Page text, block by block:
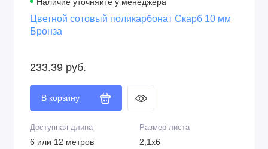
Наличие уточняйте у менеджера
Цветной сотовый поликарбонат Скарб 10 мм
Бронза
233.39 руб.
В корзину
Доступная длина
6 или 12 метров
Размер листа
2,1х6